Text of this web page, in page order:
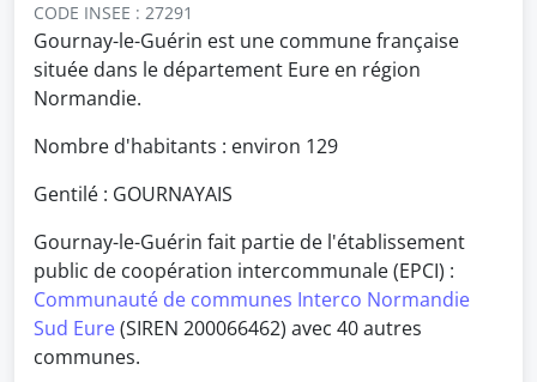
CODE INSEE : 27291
Gournay-le-Guérin est une commune française
située dans le département Eure en région
Normandie.
Nombre d'habitants : environ 129
Gentilé : GOURNAYAIS
Gournay-le-Guérin fait partie de l'établissement
public de coopération intercommunale (EPCI) :
Communauté de communes Interco Normandie
Sud Eure(SIREN 200066462) avec 40 autres
communes.